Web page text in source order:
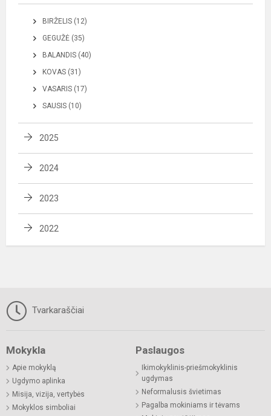
BIRŽELIS (12)
GEGUŽĖ (35)
BALANDIS (40)
KOVAS (31)
VASARIS (17)
SAUSIS (10)
2025
2024
2023
2022
Tvarkaraščiai
Mokykla
Apie mokyklą
Ugdymo aplinka
Misija, vizija, vertybės
Mokyklos simboliai
Paslaugos
Ikimokyklinis-priešmokyklinis
ugdymas
Neformalusis švietimas
Pagalba mokiniams ir tėvams